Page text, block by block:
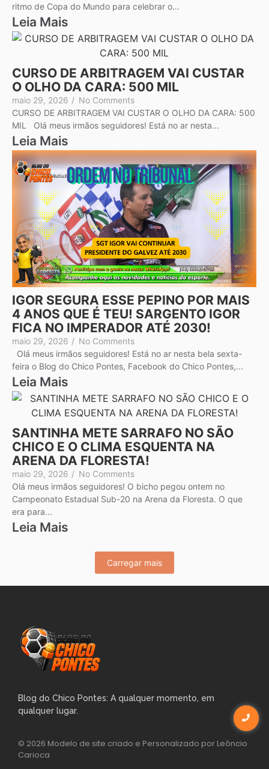
ritmo de Copa do Mundo para celebrar o...
Leia Mais
CURSO DE ARBITRAGEM VAI CUSTAR
O OLHO DA CARA: 500 MIL
maio 29, 2026 / No Comments
CURSO DE ARBITRAGEM VAI CUSTAR O OLHO DA CARA: 500
MIL Olá meus irmãos seguidores! Está no ar nesta...
Leia Mais
IGOR SEGURA ESSE PEPINO POR MAIS
4 ANOS QUE É TEU! SARGENTO IGOR
FICA NO IMPERADOR ATÉ 2030!
maio 29, 2026 / No Comments
Olá meus irmãos seguidores! Está no ar nesta bela sexta-
feira o Blog do Chico Pontes, Facebook do Chico Pontes,...
Leia Mais
SANTINHA METE SARRAFO NO SÃO
CHICO E O CLIMA ESQUENTA NA
ARENA DA FLORESTA!
maio 29, 2026 / No Comments
Olá meus irmãos seguidores! O bicho pegou ontem no
Campeonato Estadual Sub-20 na Arena da Floresta. O que
era para...
Leia Mais
Carregar mais
Blog do Chico Pontes: A qualquer momento, em
qualquer lugar.
© 2026 Modelo de site criado e Personalizado por Leôncio
Carioca